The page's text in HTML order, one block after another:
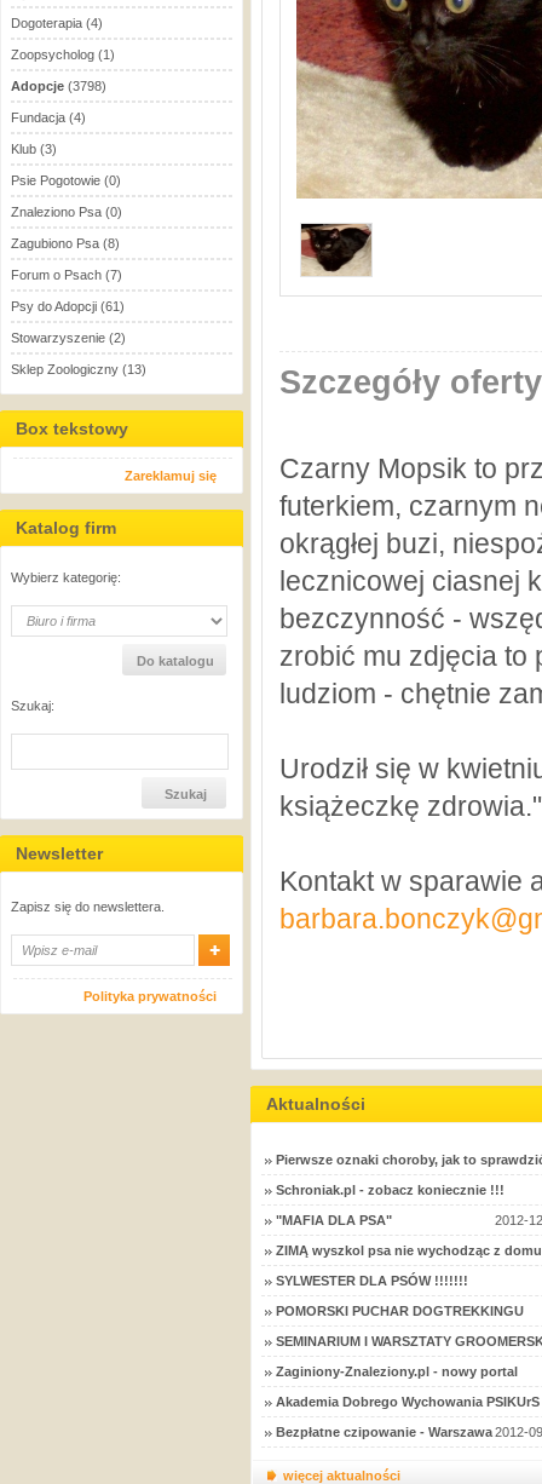
Dogoterapia (4)
Zoopsycholog (1)
Adopcje (3798)
Fundacja (4)
Klub (3)
Psie Pogotowie (0)
Znaleziono Psa (0)
Zagubiono Psa (8)
Forum o Psach (7)
Psy do Adopcji (61)
Stowarzyszenie (2)
Sklep Zoologiczny (13)
Box tekstowy
Zareklamuj się
Katalog firm
Wybierz kategorię:
Szukaj:
Newsletter
Zapisz się do newslettera.
Polityka prywatności
Szczegóły
Czarny Mopsik to
futerkiem, czarnym
okrągłej buzi,
lecznicowej ciasnej
bezczynność -
zrobić mu zdjęcia to
ludziom - chętnie
Urodził się w
książeczkę zdrowia."
Kontakt w sparawie
Aktualności
Pierwsze oznaki choroby, jak to
Schroniak.pl - zobacz koniecznie !!!
"MAFIA DLA PSA" 2012-
ZIMĄ wyszkol psa nie wychodząc z
SYLWESTER DLA PSÓW !!!!!!!
POMORSKI PUCHAR DOGTREKKINGU
SEMINARIUM I WARSZTATY
Zaginiony-Znaleziony.pl - nowy portal
Akademia Dobrego Wychowania
Bezpłatne czipowanie - Warszawa2012-
więcej aktualności